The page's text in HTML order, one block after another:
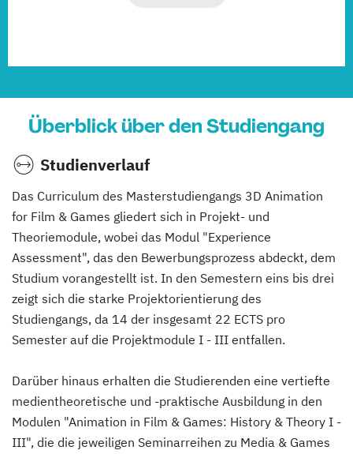
Überblick über den Studiengang
Studienverlauf
Das Curriculum des Masterstudiengangs 3D Animation
for Film & Games gliedert sich in Projekt- und
Theoriemodule, wobei das Modul "Experience
Assessment", das den Bewerbungsprozess abdeckt, dem
Studium vorangestellt ist. In den Semestern eins bis drei
zeigt sich die starke Projektorientierung des
Studiengangs, da 14 der insgesamt 22 ECTS pro
Semester auf die Projektmodule I - III entfallen.
Darüber hinaus erhalten die Studierenden eine vertiefte
medientheoretische und -praktische Ausbildung in den
Modulen "Animation in Film & Games: History & Theory I -
III", die die jeweiligen Seminarreihen zu Media & Games